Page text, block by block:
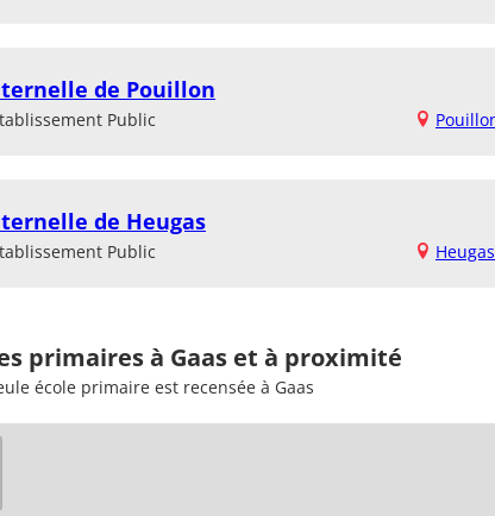
de Pouillon
Public
de Heugas
Public
primaires à Gaas et à proximité
école primaire est recensée à Gaas